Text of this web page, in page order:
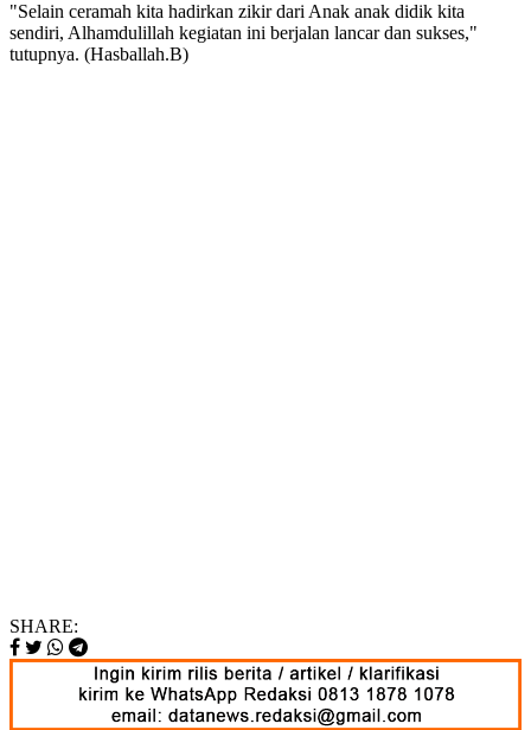
"Selain ceramah kita hadirkan zikir dari Anak anak didik kita
sendiri, Alhamdulillah kegiatan ini berjalan lancar dan sukses,"
tutupnya. (Hasballah.B)
SHARE: